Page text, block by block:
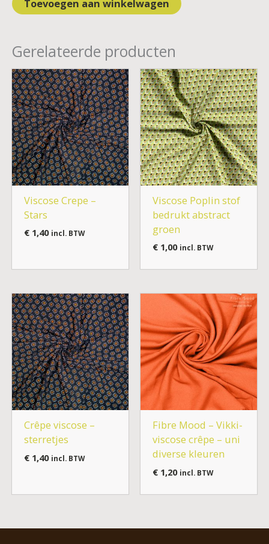
Toevoegen aan winkelwagen
Gerelateerde producten
Viscose Crepe –
Stars
€1,40 incl. BTW
Viscose Poplin stof
bedrukt abstract
groen
€1,00 incl. BTW
Crêpe viscose –
sterretjes
€1,40 incl. BTW
Fibre Mood – Vikki-
viscose crêpe – uni
diverse kleuren
€1,20 incl. BTW